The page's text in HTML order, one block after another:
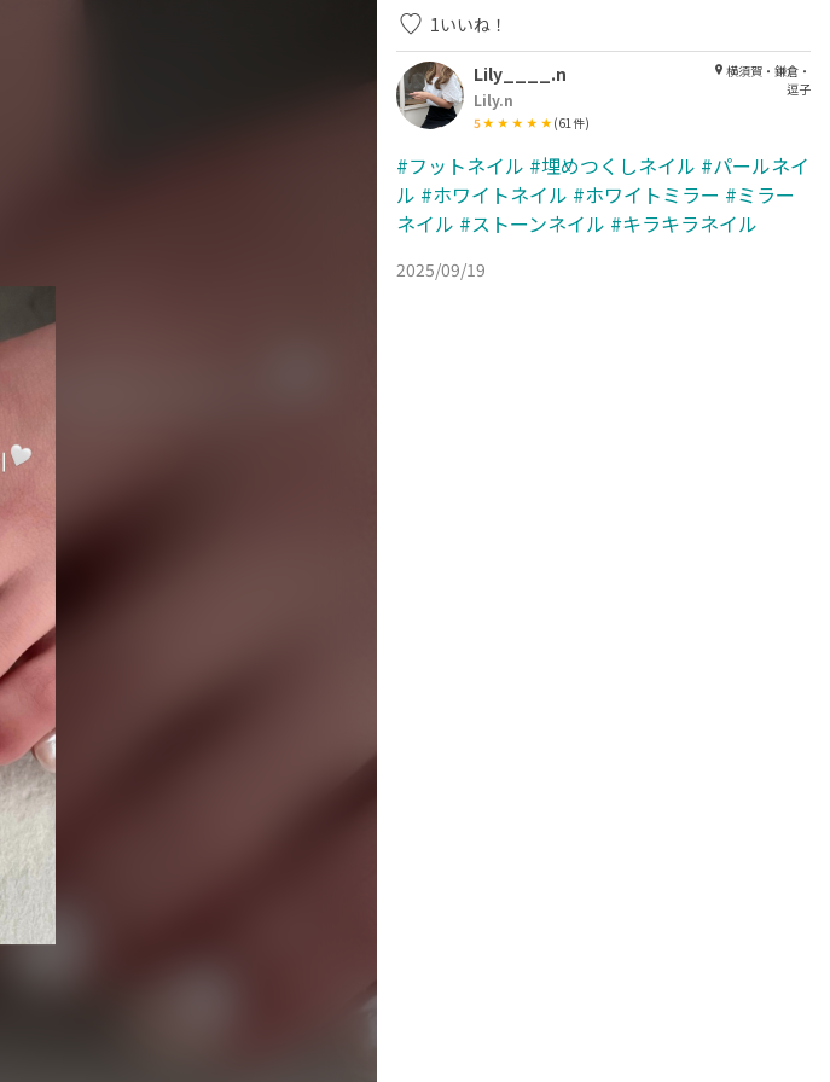
1いいね！
Lily____.n
Lily.n
5 (61件)
横須賀・鎌倉・
逗子
#フットネイル #埋めつくしネイル #パールネイ
ル #ホワイトネイル #ホワイトミラー #ミラー
ネイル #ストーンネイル #キラキラネイル
2025/09/19